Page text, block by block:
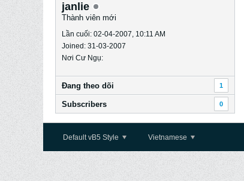
janlie
Thành viên mới
Lần cuối: 02-04-2007, 10:11 AM
Joined: 31-03-2007
Nơi Cư Ngụ:
Ðang theo dõi 1
Subscribers 0
Default vB5 Style Vietnamese